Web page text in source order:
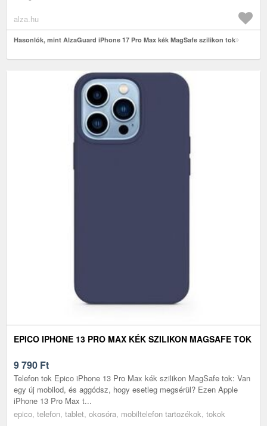
alza.hu
Hasonlók, mint AlzaGuard iPhone 17 Pro Max kék MagSafe szilikon tok
EPICO IPHONE 13 PRO MAX KÉK SZILIKON MAGSAFE TOK
9 790 Ft
Telefon tok Epico iPhone 13 Pro Max kék szilikon MagSafe tok: Van
egy új mobilod, és aggódsz, hogy esetleg megsérül? Ezen Apple
iPhone 13 Pro Max t...
epico, telefon, tablet, okosóra, mobiltelefon tartozékok, tokok